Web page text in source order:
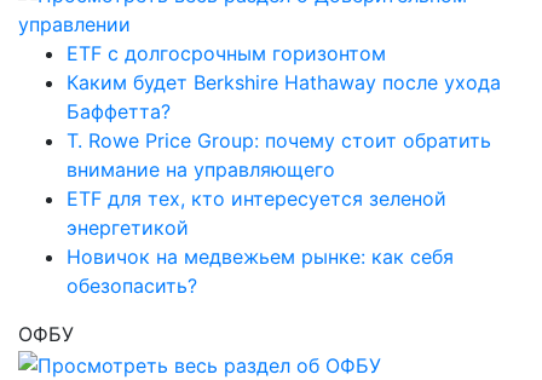
ETF с долгосрочным горизонтом
Каким будет Berkshire Hathaway после ухода
Баффетта?
T. Rowe Price Group: почему стоит обратить
внимание на управляющего
ETF для тех, кто интересуется зеленой
энергетикой
Новичок на медвежьем рынке: как себя
обезопасить?
ОФБУ